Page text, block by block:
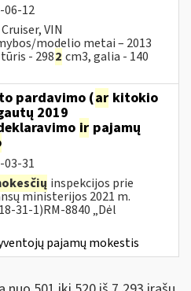
06-12
VIN
modelio metai – 2013
- 2982 cm3, galia - 140
pardavimo (ar kitokio
2019
ir pajamų
03-31
inspekcijos prie
ministerijos 2021 m.
31-1)RM-8840 „Dėl
pajamų mokestis